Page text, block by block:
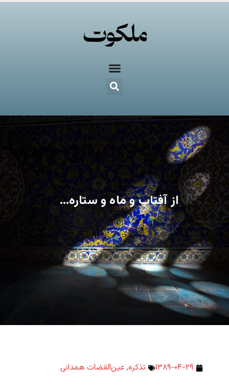
از آفتاب و ماه و ستاره…
۱۳۸۹-۰۴-۲۹ تذکره, عین‌القضات همدانی